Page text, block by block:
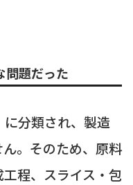
問題だった
分類され、製造
。そのため、原料
程、スライス・包